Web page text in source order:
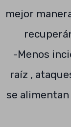
mejor
-Menos
raíz ,
se